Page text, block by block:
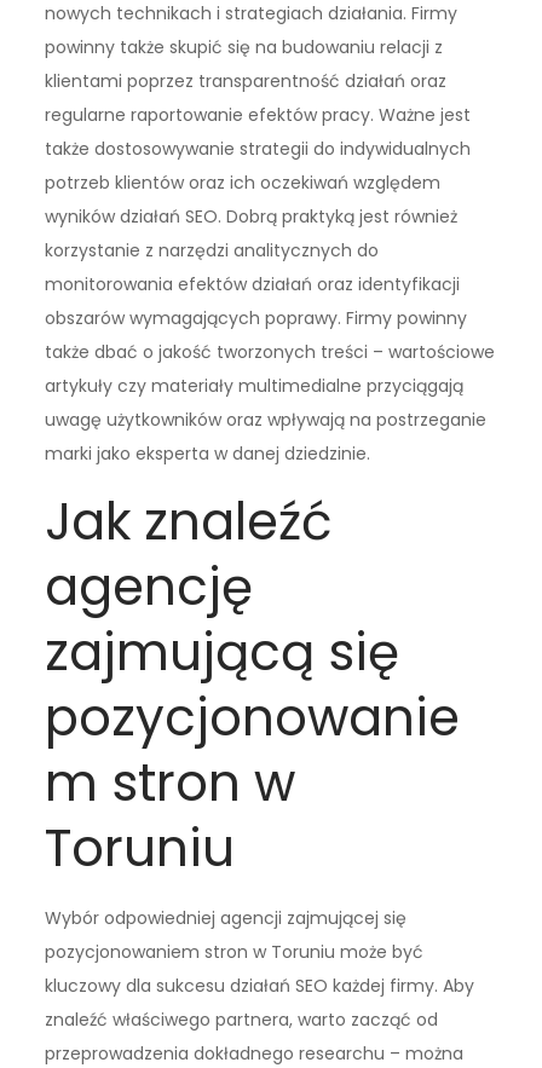
nowych technikach i strategiach działania. Firmy
powinny także skupić się na budowaniu relacji z
klientami poprzez transparentność działań oraz
regularne raportowanie efektów pracy. Ważne jest
także dostosowywanie strategii do indywidualnych
potrzeb klientów oraz ich oczekiwań względem
wyników działań SEO. Dobrą praktyką jest również
korzystanie z narzędzi analitycznych do
monitorowania efektów działań oraz identyfikacji
obszarów wymagających poprawy. Firmy powinny
także dbać o jakość tworzonych treści – wartościowe
artykuły czy materiały multimedialne przyciągają
uwagę użytkowników oraz wpływają na postrzeganie
marki jako eksperta w danej dziedzinie.
Jak znaleźć
agencję
zajmującą się
pozycjonowanie
m stron w
Toruniu
Wybór odpowiedniej agencji zajmującej się
pozycjonowaniem stron w Toruniu może być
kluczowy dla sukcesu działań SEO każdej firmy. Aby
znaleźć właściwego partnera, warto zacząć od
przeprowadzenia dokładnego researchu – można